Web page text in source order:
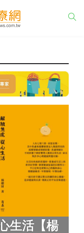
生活【楊